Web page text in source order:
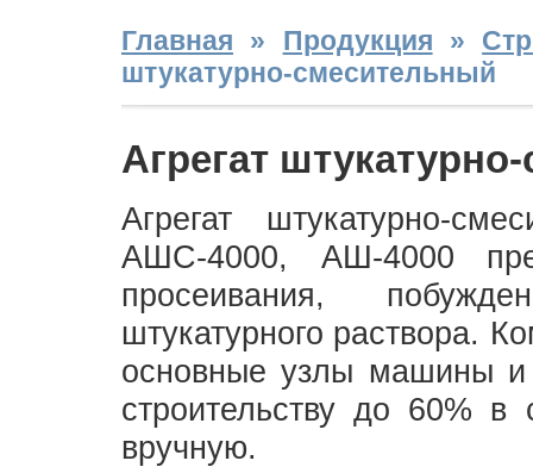
Главная » Продукция »
штукатурно-смесительный
Агрегат
Агрегат штукатурно-
АШС-4000, АШ-4000
просеивания,
штукатурного раствора.
основные узлы машины и
строительству до 60% в
вручную.